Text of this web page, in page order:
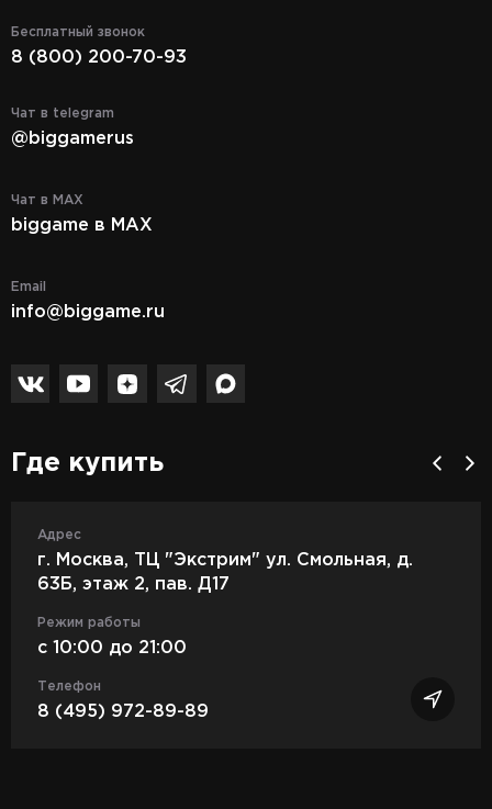
Бесплатный звонок
8 (800) 200-70-93
Чат в telegram
@biggamerus
Чат в MAX
biggame в MAX
Email
info@biggame.ru
Где купить
Адрес
г. Москва, ТЦ "Экстрим" ул. Смольная, д.
63Б, этаж 2, пав. Д17
Режим работы
c 10:00 до 21:00
Телефон
8 (495) 972-89-89